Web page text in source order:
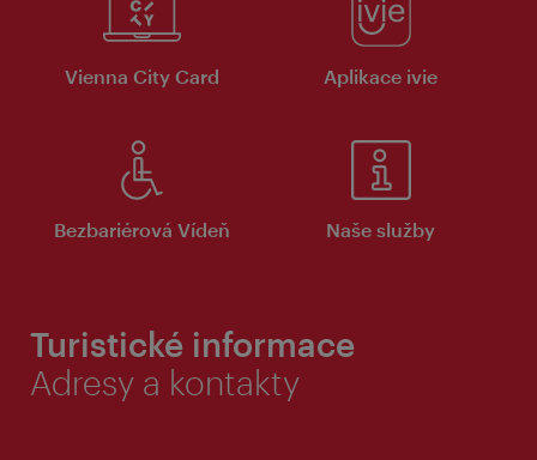
Vienna City Card Aplikace ivie
Bezbariérová Vídeň Naše služby
Turistické informace
Adresy a kontakty